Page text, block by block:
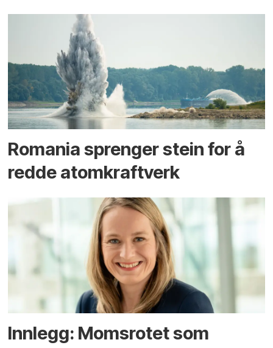
Romania sprenger stein for å
redde atomkraftverk
Innlegg: Moms­rotet som